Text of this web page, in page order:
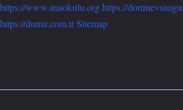
https://www.anaokulu.orghttps://
https://dumu.com.trSitemap